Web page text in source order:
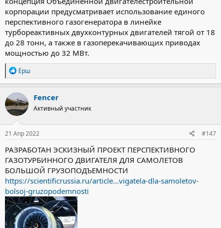
корпорации предусматривает использование единого
перспективного газогенератора в линейке
турбореактивных двухконтурных двигателей тягой от 18
до 28 тонн, а также в газоперекачивающих приводах
мощностью до 32 МВт.
Р
е
а
к
ц
и
и
:
Ёрш
Fencer
Активный участник
21 Апр 2022 #147
РАЗРАБОТАН ЭСКИЗНЫЙ ПРОЕКТ ПЕРСПЕКТИВНОГО
ГАЗОТУРБИННОГО ДВИГАТЕЛЯ ДЛЯ САМОЛЕТОВ
БОЛЬШОЙ ГРУЗОПОДЪЕМНОСТИ
https://scientificrussia.ru/article...vigatela-dla-samoletov-
bolsoj-gruzopodemnosti